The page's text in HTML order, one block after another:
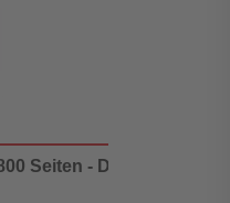
Seiten - Digital